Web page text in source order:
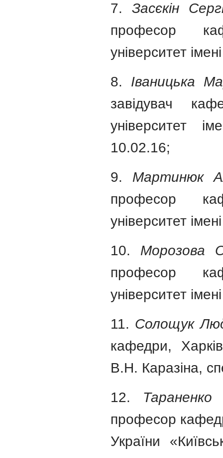
7.Засєкін
професор
університет
8. Іваницька
завідувач
університет
10.02.16;
9. Мартинюк
професор
університет
10. Морозова
професор
університет
11. Солощук
кафедри,
В.Н. Каразіна,
12. Тараненко
професор
України